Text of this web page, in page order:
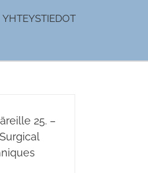
YHTEYSTIEDOT
25. –